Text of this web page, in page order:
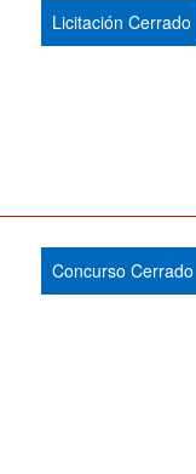
Licitación Cerrado
Concurso Cerrado